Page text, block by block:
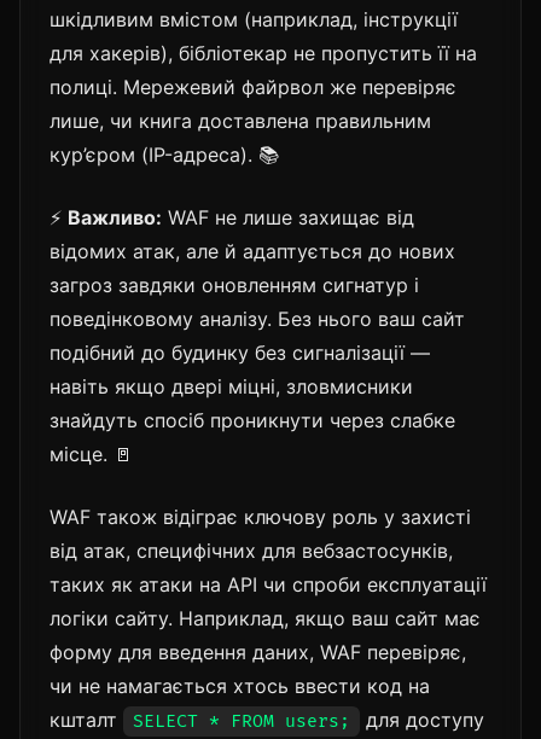
шкідливим вмістом (наприклад, інструкції
для хакерів), бібліотекар не пропустить її на
полиці. Мережевий файрвол же перевіряє
лише, чи книга доставлена правильним
кур’єром (IP-адреса). 📚
⚡ Важливо: WAF не лише захищає від
відомих атак, але й адаптується до нових
загроз завдяки оновленням сигнатур і
поведінковому аналізу. Без нього ваш сайт
подібний до будинку без сигналізації —
навіть якщо двері міцні, зловмисники
знайдуть спосіб проникнути через слабке
місце. 🚪
WAF також відіграє ключову роль у захисті
від атак, специфічних для вебзастосунків,
таких як атаки на API чи спроби експлуатації
логіки сайту. Наприклад, якщо ваш сайт має
форму для введення даних, WAF перевіряє,
чи не намагається хтось ввести код на
кшталт
SELECT * FROM users;
для доступу